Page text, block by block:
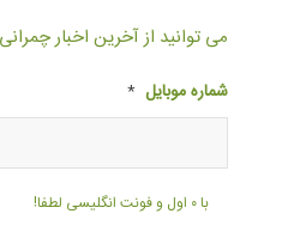
می توانید از آخرین اخبار
شماره موبایل *
با ۰ اول و فونت انگلیسی لطفا!